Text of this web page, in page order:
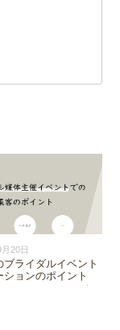
20日
ブライダルイベント
ションのポイント